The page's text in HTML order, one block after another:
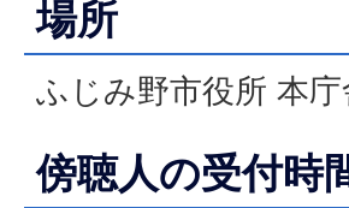
場所
ふじみ野市役所 本
傍聴人の受付時